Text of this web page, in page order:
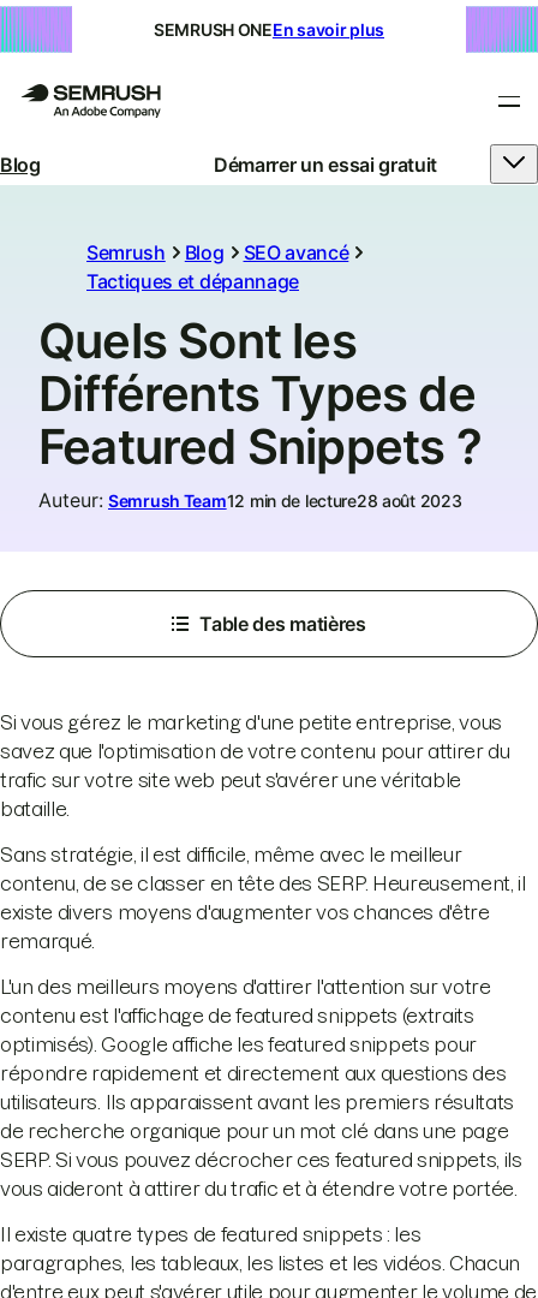
SEMRUSH ONEEn savoir plus
Blog Démarrer un essai gratuit
Semrush Blog
SEO avancé
Tactiques et dépannage
Quels Sont les
Différents Types de
Featured Snippets ?
Auteur: Semrush Team12 min de lecture28 août 2023
Table des matières
Si vous gérez le marketing d'une petite entreprise, vous
savez que l'optimisation de votre contenu pour attirer du
trafic sur votre site web peut s'avérer une véritable
bataille.
Sans stratégie, il est difficile, même avec le meilleur
contenu, de se classer en tête des SERP. Heureusement, il
existe divers moyens d'augmenter vos chances d'être
remarqué.
L'un des meilleurs moyens d'attirer l'attention sur votre
contenu est l'affichage de featured snippets (extraits
optimisés). Google affiche les featured snippets pour
répondre rapidement et directement aux questions des
utilisateurs. Ils apparaissent avant les premiers résultats
de recherche organique pour un mot clé dans une page
SERP. Si vous pouvez décrocher ces featured snippets, ils
vous aideront à attirer du trafic et à étendre votre portée.
Il existe quatre types de featured snippets : les
paragraphes, les tableaux, les listes et les vidéos. Chacun
d'entre eux peut s'avérer utile pour augmenter le volume de